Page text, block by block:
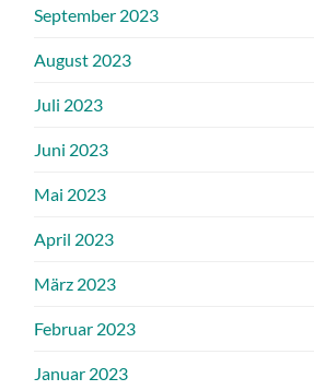
September 2023
August 2023
Juli 2023
Juni 2023
Mai 2023
April 2023
März 2023
Februar 2023
Januar 2023